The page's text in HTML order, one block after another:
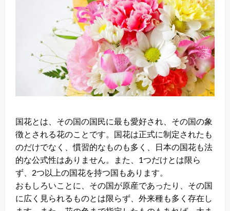
国花とは、その国の国民に最も愛好され、その国の象
徴とされる花のことです。国花は正式に制定されたも
のだけでなく、慣習的なものも多く、日本の国花も法
的な公式性はありません。また、1つだけとは限ら
ず、2つ以上の国花を持つ国もあります。
おもしろいことに、その国が原産であったり、その国
に広く見られるものとは限らず、外来種も多く存在し